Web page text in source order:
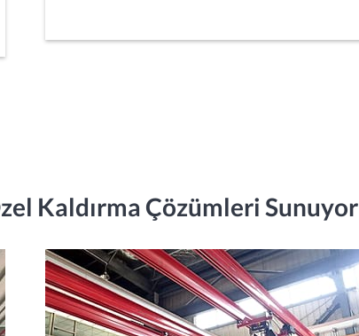
Kaldırma Çözümleri Sunuyor